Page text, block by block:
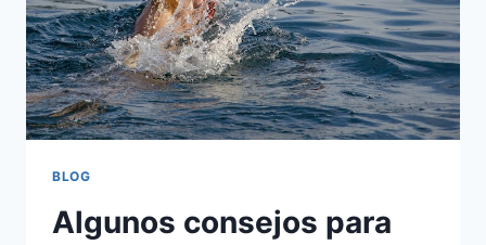
BLOG
Algunos consejos para